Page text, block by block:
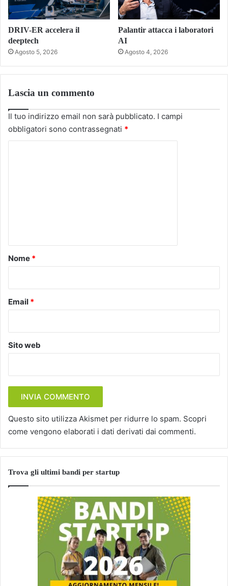
DRIV-ER accelera il
deeptech
Agosto 5, 2026
Palantir attacca i laboratori
AI
Agosto 4, 2026
Lascia un commento
Il tuo indirizzo email non sarà pubblicato. I campi
obbligatori sono contrassegnati *
o
Nome *
Email *
Sito web
Questo sito utilizza Akismet per ridurre lo spam. Scopri
come vengono elaborati i dati derivati dai commenti.
Trova gli ultimi bandi per startup